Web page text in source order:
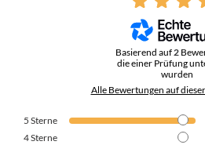
Basierend auf2
die einer Prüfung
wurden
Alle Bewertungen auf
5 Sterne
4Sterne